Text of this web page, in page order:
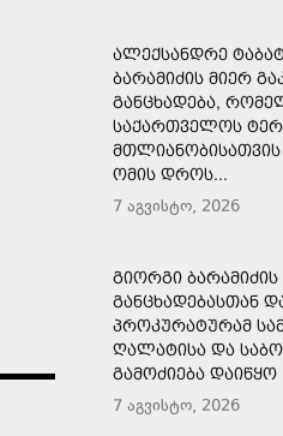
ᲐᲚᲔᲥᲡᲐᲜᲓᲠᲔ
ᲑᲐᲠᲐᲛᲘᲫᲘᲡ ᲛᲘᲔᲠ
ᲒᲐᲜᲪᲮᲐᲓᲔᲑᲐ,
ᲡᲐᲥᲐᲠᲗᲕᲔᲚᲝᲡ
ᲝᲛᲘᲡ ᲓᲠᲝᲡ...
7 აგვისტო, 2026
ᲒᲘᲝᲠᲒᲘ ᲑᲐᲠᲐᲛᲘᲫᲘᲡ
ᲒᲐᲜᲪᲮᲐᲓᲔᲑᲐᲡᲗᲐᲜ
ᲞᲠᲝᲙᲣᲠᲐᲢᲣᲠᲐᲛ
ᲦᲐᲚᲐᲢᲘᲡᲐ ᲓᲐ
ᲒᲐᲛᲝᲫᲘᲔᲑᲐ ᲓᲐᲘᲬᲧᲝ
7 აგვისტო, 2026